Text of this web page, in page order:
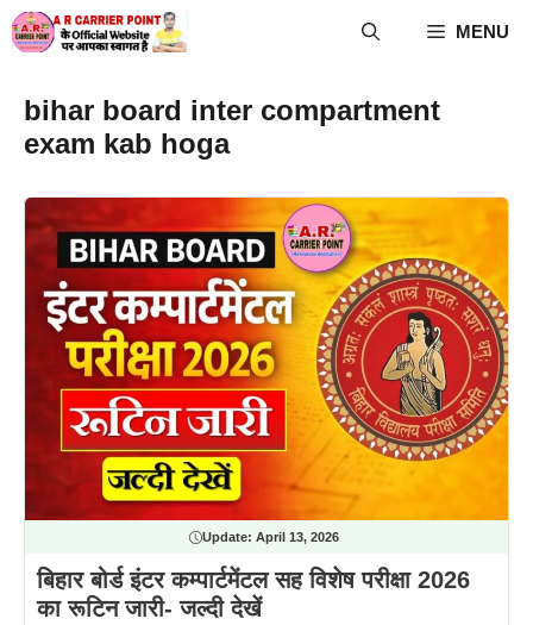
Skip
to
MENU
bihar board inter compartment
exam kab hoga
Update: April 13, 2026
बिहार बोर्ड इंटर कम्पार्टमेंटल सह विशेष परीक्षा 2026
का रूटिन जारी- जल्दी देखें